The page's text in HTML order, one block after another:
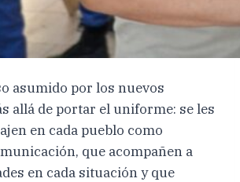
asumido por los nuevos
allá de portar el uniforme: se les
en cada pueblo como
que acompañen a
en cada situación y que